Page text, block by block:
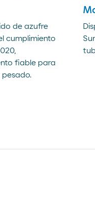
de azufre
cumplimiento
fiable para